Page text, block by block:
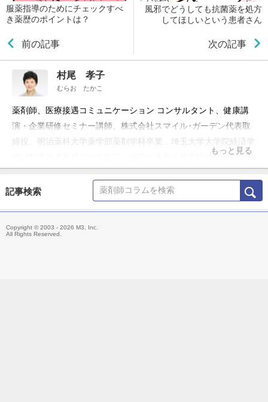
服薬指導のためにチェックすべ
き薬歴のポイントは？
前の記事
風邪でどうしても抗菌薬を処方
してほしいという患者さん
次の記事
村尾 孝子
むらお たかこ
薬剤師、医療接遇コミュニケーション コンサルタント、健康講
演・企業研修セミナー講師、株式会社スマイル･ガーデン代表取
締役。明治薬科大学薬学部薬剤学科卒業、埼玉大学大学院経済学
部経営管理者養成コース修了、病院・薬局・教育研修会社勤務を
もっと見る
記事検索
Copyright © 2003 - 2026 M3, Inc.
All Rights Reserved.